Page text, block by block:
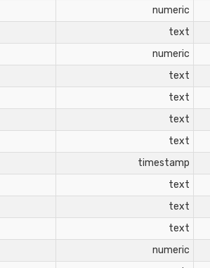
numeric
text
numeric
text
text
text
text
timestamp
text
text
text
numeric